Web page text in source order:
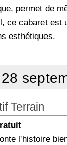
permet de
ce cabaret est
esthétiques.
Terrain
l'histoire